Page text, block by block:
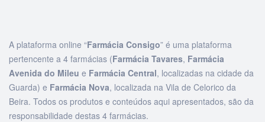
A plataforma online “Farmácia Consigo” é uma plataforma
pertencente a 4 farmácias (Farmácia Tavares, Farmácia
Avenida do Mileu e Farmácia Central, localizadas na cidade da
Guarda) e Farmácia Nova, localizada na Vila de Celorico da
Beira. Todos os produtos e conteúdos aqui apresentados, são da
responsabilidade destas 4 farmácias.